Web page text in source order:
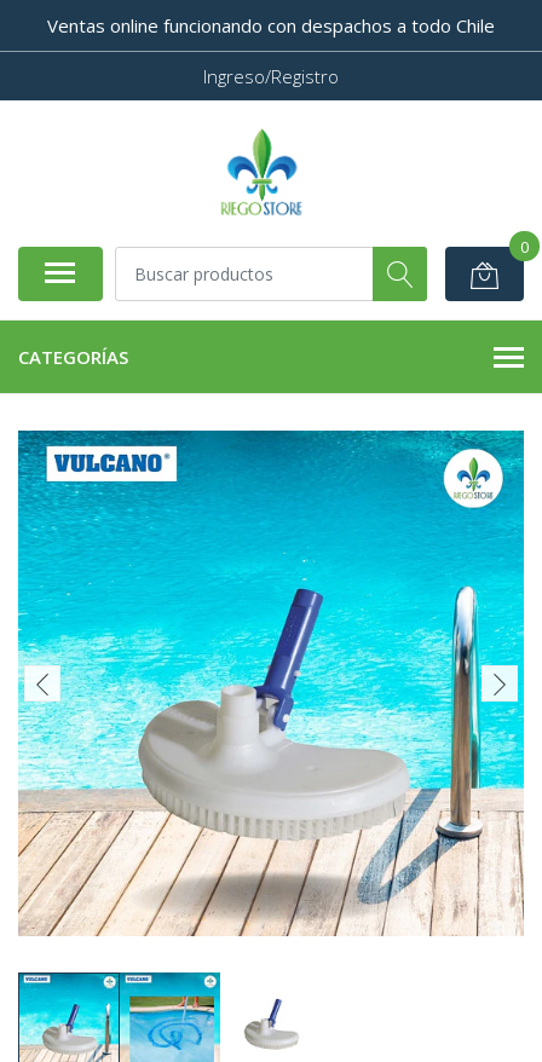
Ventas online funcionando con despachos a todo Chile
Ingreso/Registro
0
CATEGORÍAS